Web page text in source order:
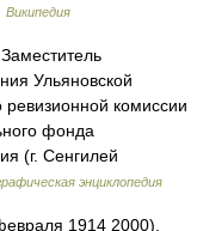
Википедия
Ульяновской
комиссии
фонда
(г. Сенгилей
энциклопедия
1914 2000),